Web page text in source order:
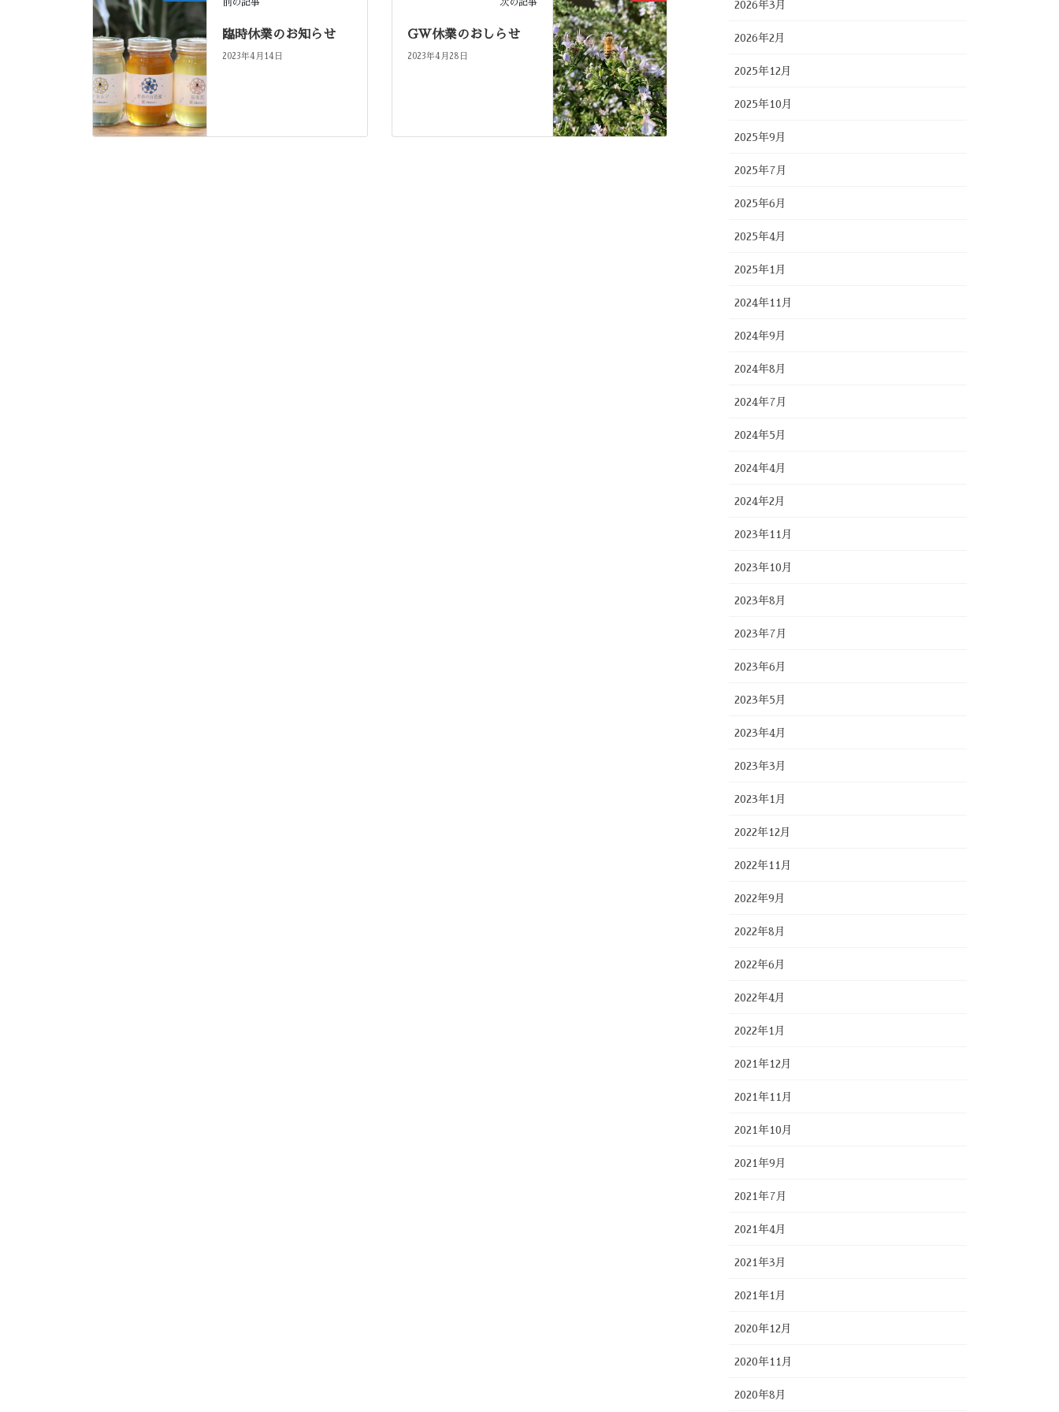
前の記事
臨時休業のお知らせ
2023年4月14日
次の記事
GW休業のおしらせ
2023年4月28日
2026年3月
2026年2月
2025年12月
2025年10月
2025年9月
2025年7月
2025年6月
2025年4月
2025年1月
2024年11月
2024年9月
2024年8月
2024年7月
2024年5月
2024年4月
2024年2月
2023年11月
2023年10月
2023年8月
2023年7月
2023年6月
2023年5月
2023年4月
2023年3月
2023年1月
2022年12月
2022年11月
2022年9月
2022年8月
2022年6月
2022年4月
2022年1月
2021年12月
2021年11月
2021年10月
2021年9月
2021年7月
2021年4月
2021年3月
2021年1月
2020年12月
2020年11月
2020年8月